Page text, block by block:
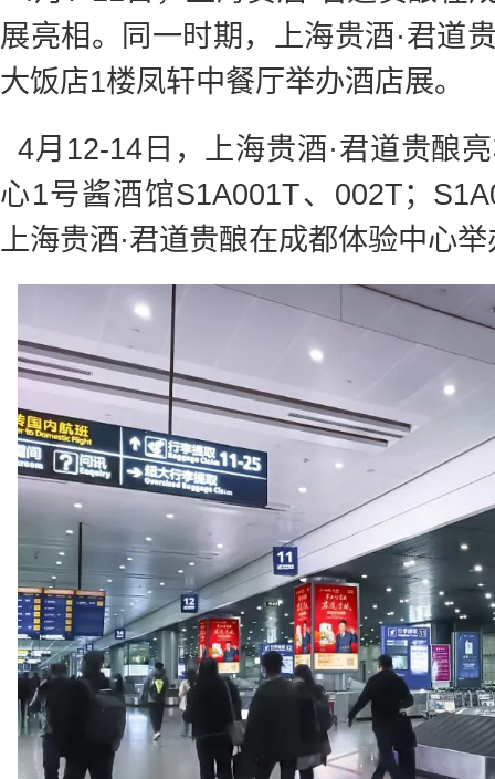
展亮相。同一时期，上海贵酒·君道
大饭店1楼凤轩中餐厅举办酒店展。
4月12-14日，上海贵酒·君道贵酿
心1号酱酒馆S1A001T、002T；
上海贵酒·君道贵酿在成都体验中心